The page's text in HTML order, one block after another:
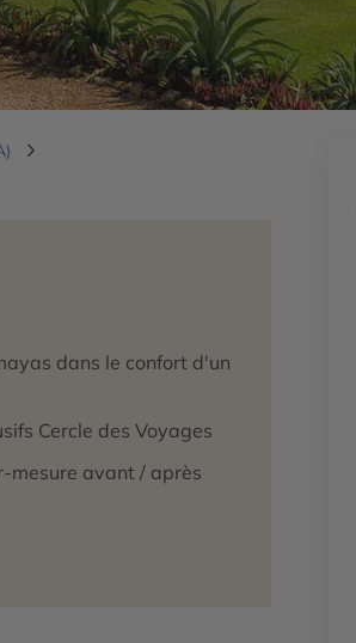
dans le confort d'un
Cercle des Voyages
mesure avant / après